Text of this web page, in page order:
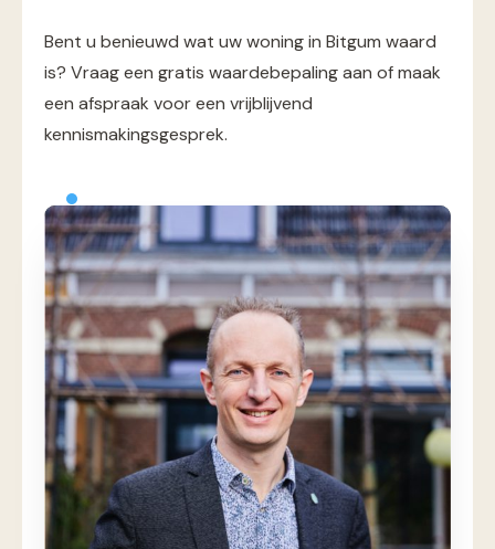
Bent u benieuwd wat uw woning in Bitgum waard
is? Vraag een gratis waardebepaling aan of maak
een afspraak voor een vrijblijvend
kennismakingsgesprek.